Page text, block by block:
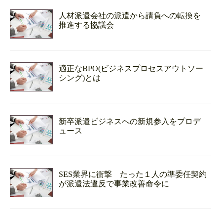
人材派遣会社の派遣から請負への転換を
推進する協議会
適正なBPO(ビジネスプロセスアウトソー
シング)とは
新卒派遣ビジネスへの新規参入をプロデ
ュース
SES業界に衝撃 たった１人の準委任契約
が派遣法違反で事業改善命令に